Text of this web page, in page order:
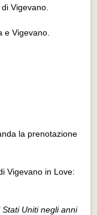
Vigevano.
e Vigevano.
la prenotazione
Vigevano in Love:
Uniti negli anni